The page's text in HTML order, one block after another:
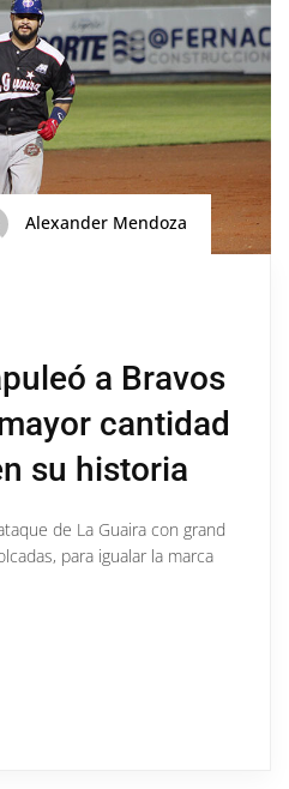
Alexander Mendoza
a Bravos
cantidad
su historia
de La Guaira con grand
para igualar la marca